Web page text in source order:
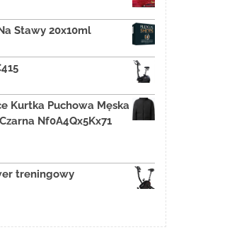
Stawy 20x10ml
Kurtka Puchowa Męska
Nf0A4Qx5Kx71
treningowy